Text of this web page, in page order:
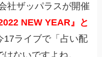
社ザッパラスが開催
NEW YEAR』と
17ライブで「占い配
ないですよね。